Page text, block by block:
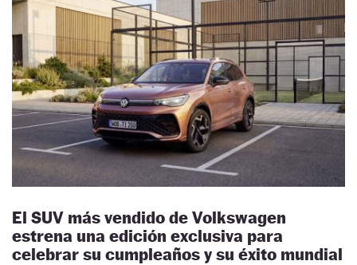
El SUV más vendido de Volkswagen
estrena una edición exclusiva para
celebrar su cumpleaños y su éxito mundial